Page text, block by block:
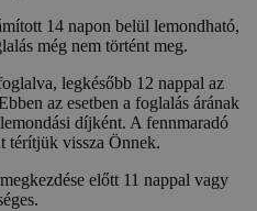
14 napon belül lemondható,
még nem történt meg.
legkésőbb 12 nappal az
az esetben a foglalás árának
díjként. A fennmaradó
térítjük vissza Önnek.
előtt 11 nappal vagy